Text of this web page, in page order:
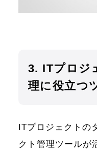
3. ITプロジ
理に役立つ
ITプロジェクトの
クト管理ツールが